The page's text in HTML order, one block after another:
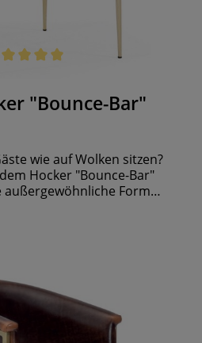
von 5 von 5 Sternen
"Bounce-Bar"
wie auf Wolken sitzen?
Hocker "Bounce-Bar"
außergewöhnliche Form
zum Hingucker
verleiht ihm
hat Ihrem Tresen gerade
Sie ihn passend
konfigurieren.